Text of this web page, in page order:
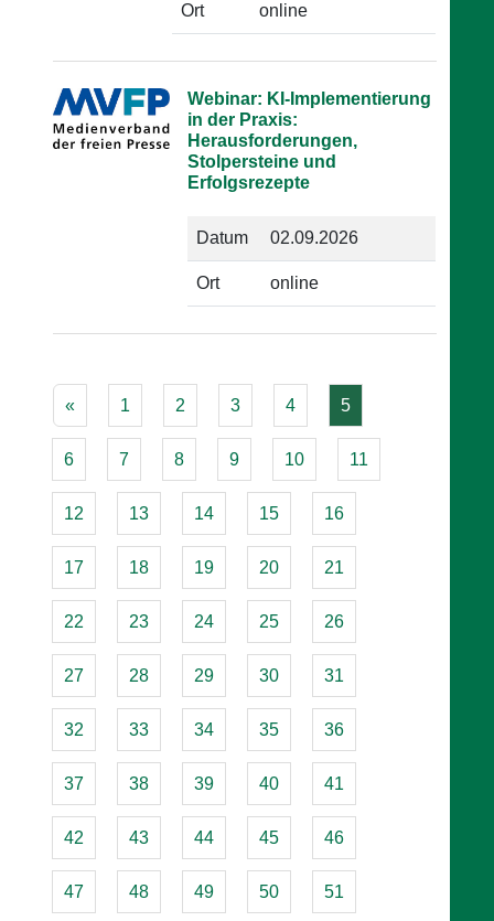
Ort online
Webinar: KI-Implementierung
in der Praxis:
Herausforderungen,
Stolpersteine und
Erfolgsrezepte
Datum 02.09.2026
Ort online
« 1 2 3 4 5
6 7 8 9 10 11
12 13 14 15 16
17 18 19 20 21
22 23 24 25 26
27 28 29 30 31
32 33 34 35 36
37 38 39 40 41
42 43 44 45 46
47 48 49 50 51